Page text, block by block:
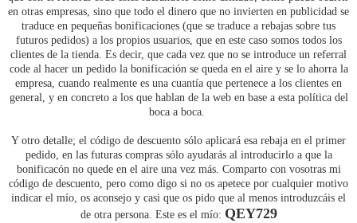
en otras empresas, sino que todo el dinero que no invierten en publicidad se
traduce en pequeñas bonificaciones (que se traduce a rebajas sobre tus
futuros pedidos) a los propios usuarios, que en este caso somos todos los
clientes de la tienda. Es decir, que cada vez que no se introduce un referral
code al hacer un pedido la bonificación se queda en el aire y se lo ahorra la
empresa, cuando realmente es una cuantía que pertenece a los clientes en
general, y en concreto a los que hablan de la web en base a esta política del
boca a boca.
Y otro detalle; el código de descuento sólo aplicará esa rebaja en el primer
pedido, en las futuras compras sólo ayudarás al introducirlo a que la
bonificacón no quede en el aire una vez más. Comparto con vosotras mi
código de descuento, pero como digo si no os apetece por cualquier motivo
indicar el mío, os aconsejo y casi que os pido que al menos introduzcáis el
de otra persona. Este es el mío: QEY729